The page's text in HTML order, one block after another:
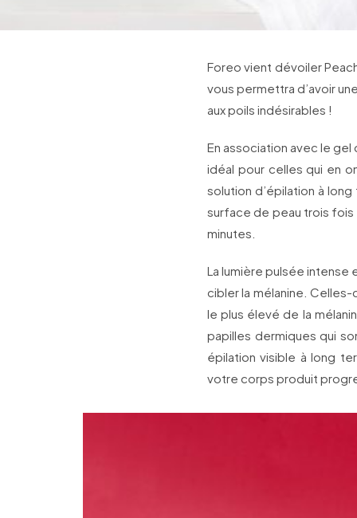
Foreo vient dévoiler
vous permettra d’avoir
aux poils indésirables !
En association avec le gel
idéal pour celles qui en
solution d’épilation à
surface de peau trois fois
minutes.
La lumière pulsée intense
cibler la mélanine. Celles-
le plus élevé de la
papilles dermiques qui
épilation visible à long
votre corps produit